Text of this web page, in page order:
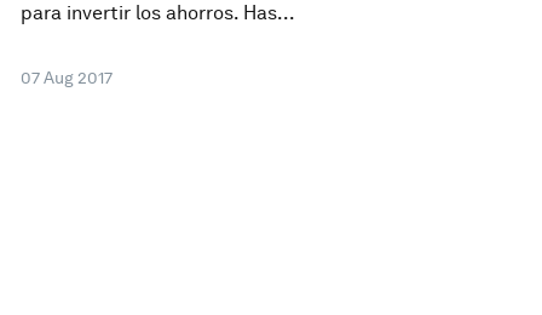
para invertir los ahorros. Has...
07 Aug 2017